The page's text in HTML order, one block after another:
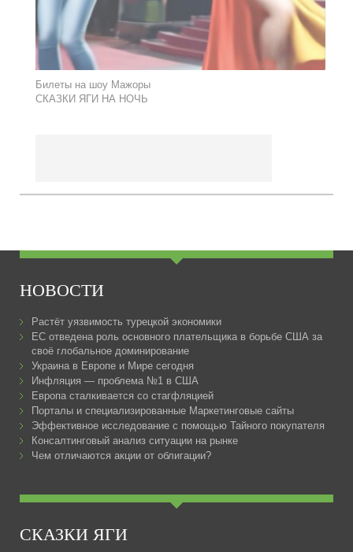
Билеты на шоу Мажоры
СКАЗКИ ЯГИ НА НОЧЬ
НОВОСТИ
Растёт уязвимость турецкой экономики
ЕС отведена роль основного плательщика в борьбе США за
своё глобальное доминирование
Украина в Европе и Мире сегодня
Инфляция — проблема №1 в США
Европа сталкивается со стагфляцией
Порталы и специализированные Маркетинговые сайты
Эффективное исследование с помощью Тайного покупателя
Консалтинговый анализ ситуации на рынке
Чем отличаются акции от облигации?
СКАЗКИ ЯГИ